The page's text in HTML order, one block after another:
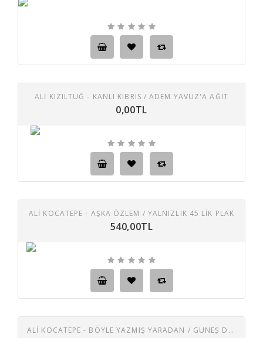
ALİ KIZILTUĞ - KANLI KIBRIS / ADEM YAVUZ'A AĞIT
0,00TL
ALİ KOCATEPE - AŞKA ÖZLEM / YALNIZLIK 45 LIK PLAK
540,00TL
ALİ KOCATEPE - BÖYLE YAZMIŞ YARADAN / GÜNEŞ DE DOĞAR 45 IK PLAK